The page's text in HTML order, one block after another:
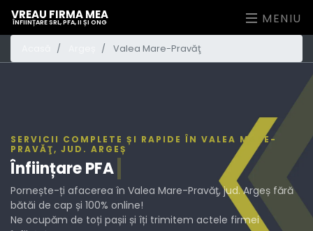
VREAU FIRMA MEA
ÎNFIINȚARE SRL, PFA, II ȘI ONG MENIU
Valea Mare-Pravăţ
SERVICII COMPLETE ȘI RAPIDE ÎN VALEA MARE-
PRAVĂŢ, JUD. ARGEȘ
ÎnființarePF
Pornește-ți afacerea în Valea Mare-Pravăţ, jud. Argeș fără
bătăi de cap și 100% online!
Ne ocupăm de toți pașii și îți trimitem actele firmei